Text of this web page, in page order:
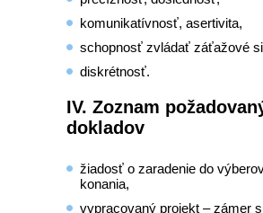
komunikatívnosť, asertivita,
schopnosť zvládať záťažové
diskrétnosť.
IV. Zoznam
dokladov
žiadosť o zaradenie do
konania,
vypracovaný projekt – zámer